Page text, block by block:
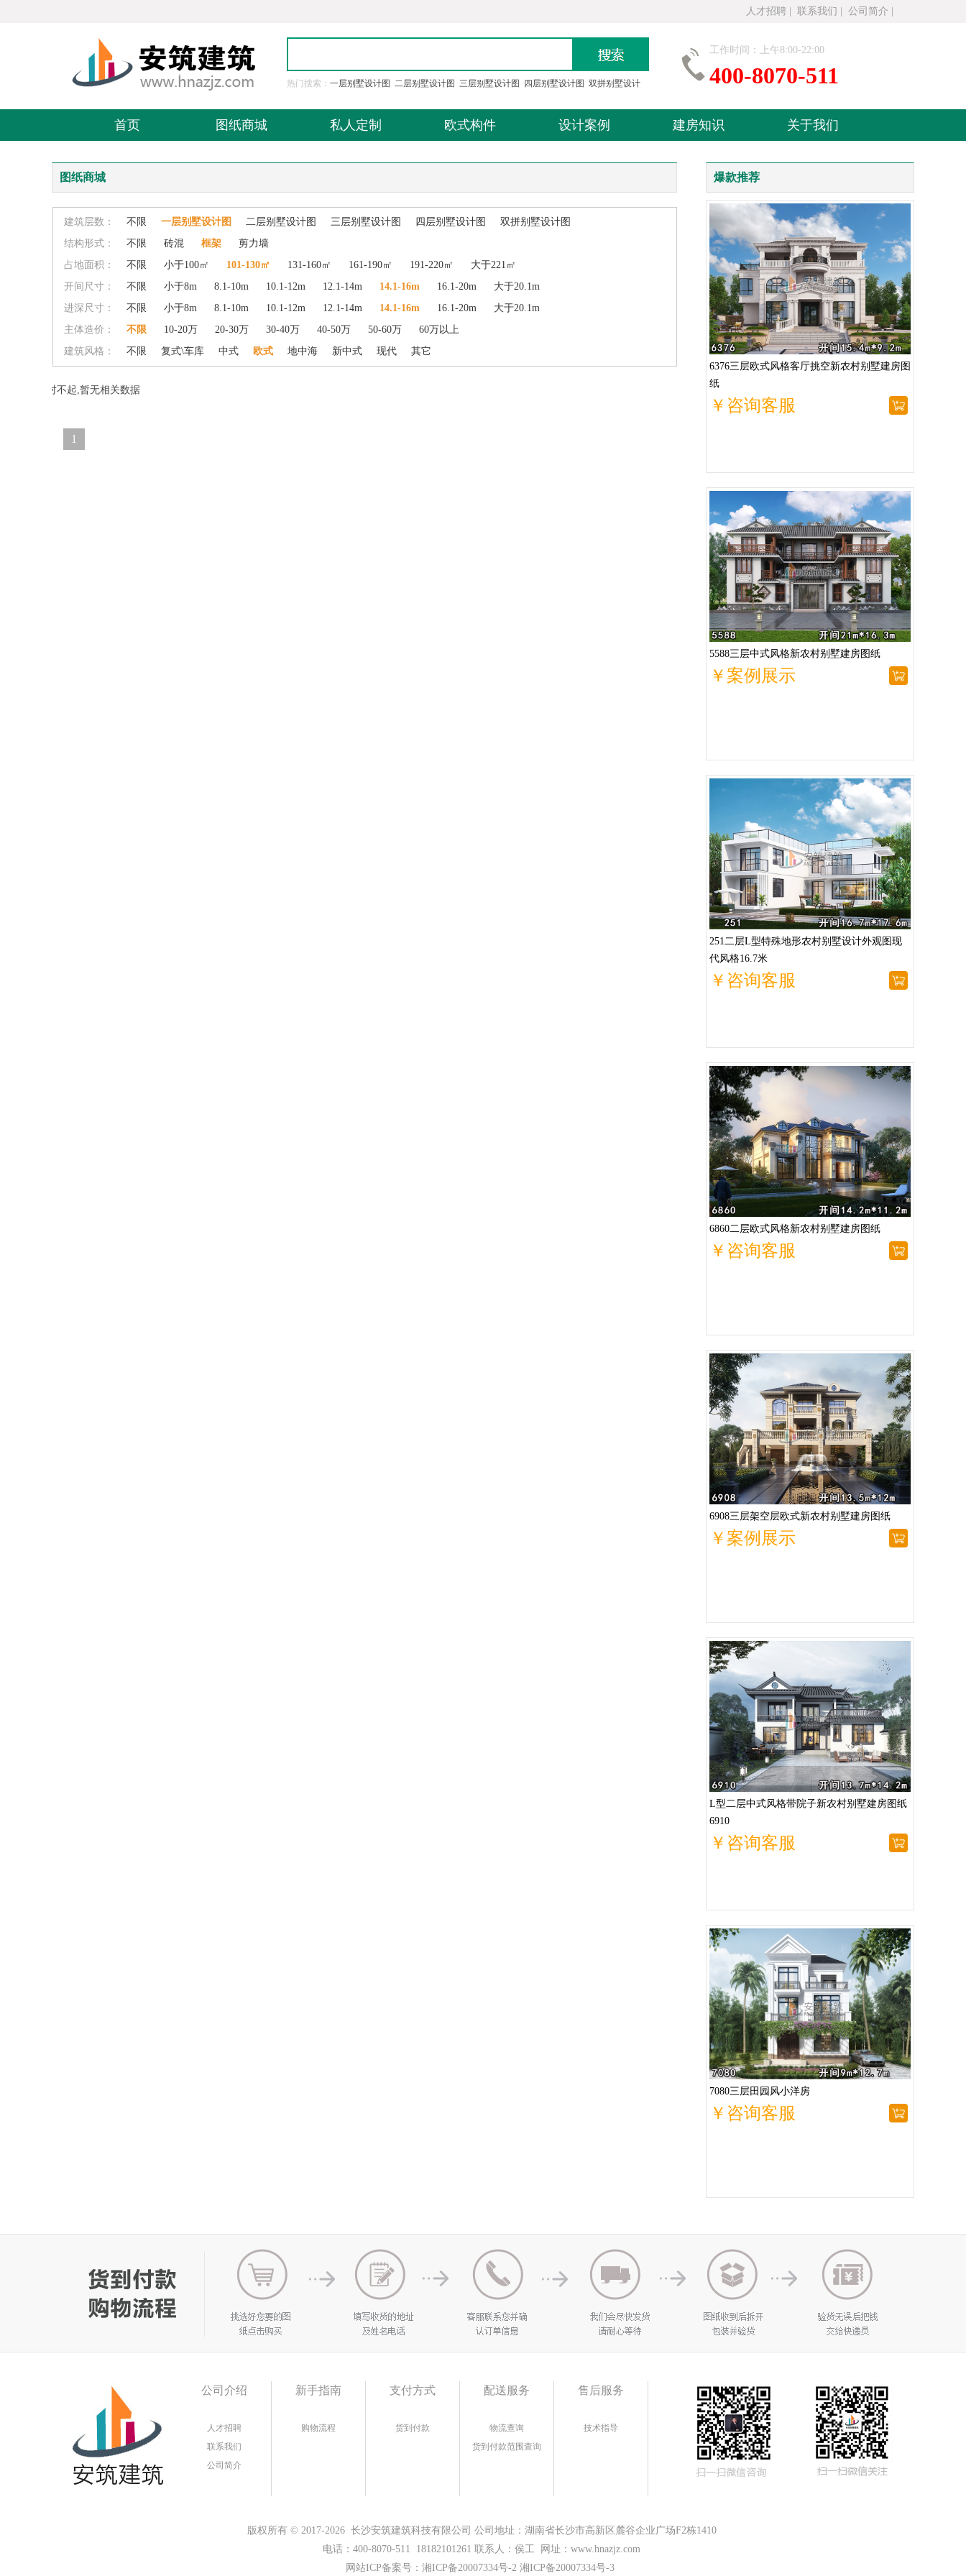
人才招聘 联系我们 公司简介
热门搜索： 一层别墅设计图 二层别墅设计图 三层别墅设计图 四层别墅设计图 双拼别墅设计
工作时间：上午8:00-22:00
400-8070-511
首页 图纸商城 私人定制 欧式构件 设计案例 建房知识 关于我们
爆款推荐
6376三层欧式风格客厅挑空新农村别墅建房图
纸
￥咨询客服
5588三层中式风格新农村别墅建房图纸
￥案例展示
251二层L型特殊地形农村别墅设计外观图现
代风格16.7米
￥咨询客服
6860二层欧式风格新农村别墅建房图纸
￥咨询客服
6908三层架空层欧式新农村别墅建房图纸
￥案例展示
L型二层中式风格带院子新农村别墅建房图纸
6910
￥咨询客服
7080三层田园风小洋房
￥咨询客服
图纸商城
建筑层数： 不限 一层别墅设计图 二层别墅设计图 三层别墅设计图 四层别墅设计图
双拼别墅设计图
结构形式：
不限 砖混 框架
剪力墙
占地面积：
不限 小于100㎡ 101-130㎡ 131-160㎡ 161-190㎡ 191-220㎡
大于221㎡
开间尺寸：
不限 小于8m 8.1-10m 10.1-12m 12.1-14m 14.1-16m 16.1-20m
大于20.1m
进深尺寸：
不限 小于8m 8.1-10m 10.1-12m 12.1-14m 14.1-16m 16.1-20m
大于20.1m
主体造价：
不限 10-20万 20-30万 30-40万 40-50万 50-60万
60万以上
建筑风格：
不限 复式\车库 中式 欧式 地中海 新中式 现代 其它
对不起,暂无相关数据
1
公司介绍
人才招聘
联系我们
公司简介
新手指南
购物流程
支付方式
货到付款
配送服务
物流查询
货到付款范围查询
售后服务
技术指导
版权所有 © 2017-2026 长沙安筑建筑科技有限公司 公司地址：湖南省长沙市高新区麓谷企业广场F2栋1410
电话：400-8070-511 18182101261 联系人：侯工 网址：www.hnazjz.com
网站ICP备案号： 湘ICP备20007334号-2 湘ICP备20007334号-3